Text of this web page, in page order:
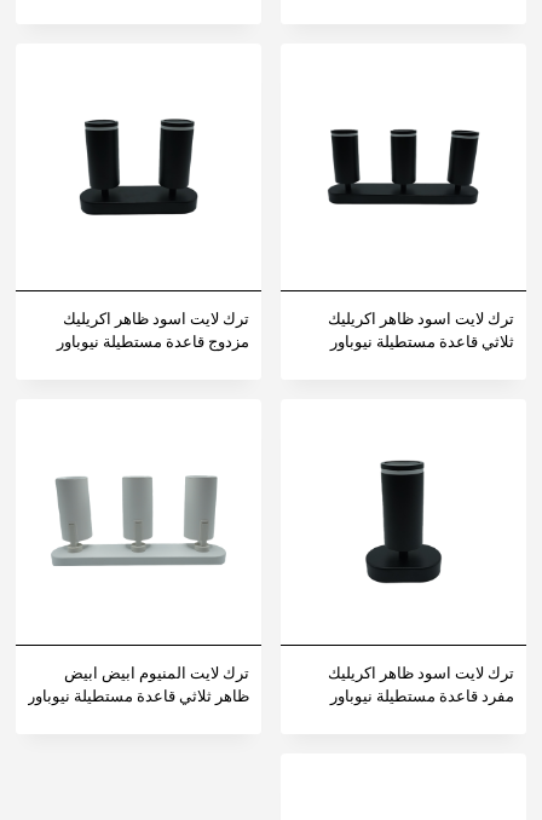
ترك لايت اسود ظاهر اكريليك
ثلاثي قاعدة مستطيلة نيوباور
ترك لايت اسود ظاهر اكريليك
مزدوج قاعدة مستطيلة نيوباور
ترك لايت اسود ظاهر اكريليك
مفرد قاعدة مستطيلة نيوباور
ترك لايت المنيوم ابيض ابيض
ظاهر ثلاثي قاعدة مستطيلة نيوباور